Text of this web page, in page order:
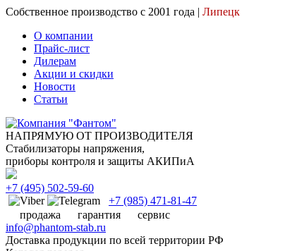
Собственное производство с 2001 года | Липецк
О компании
Прайс-лист
Дилерам
Акции и скидки
Новости
Статьи
НАПРЯМУЮ ОТ ПРОИЗВОДИТЕЛЯ
Стабилизаторы напряжения,
приборы контроля и защиты АКИПиА
+7 (495) 502-59-60
+7 (985) 471-81-47
продажа
гарантия
сервис
info@phantom-stab.ru
Доставка продукции по всей территории РФ